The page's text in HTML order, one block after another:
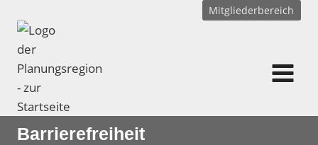
Inhalt
springen
Mitgliederbereich
Barrierefreiheit